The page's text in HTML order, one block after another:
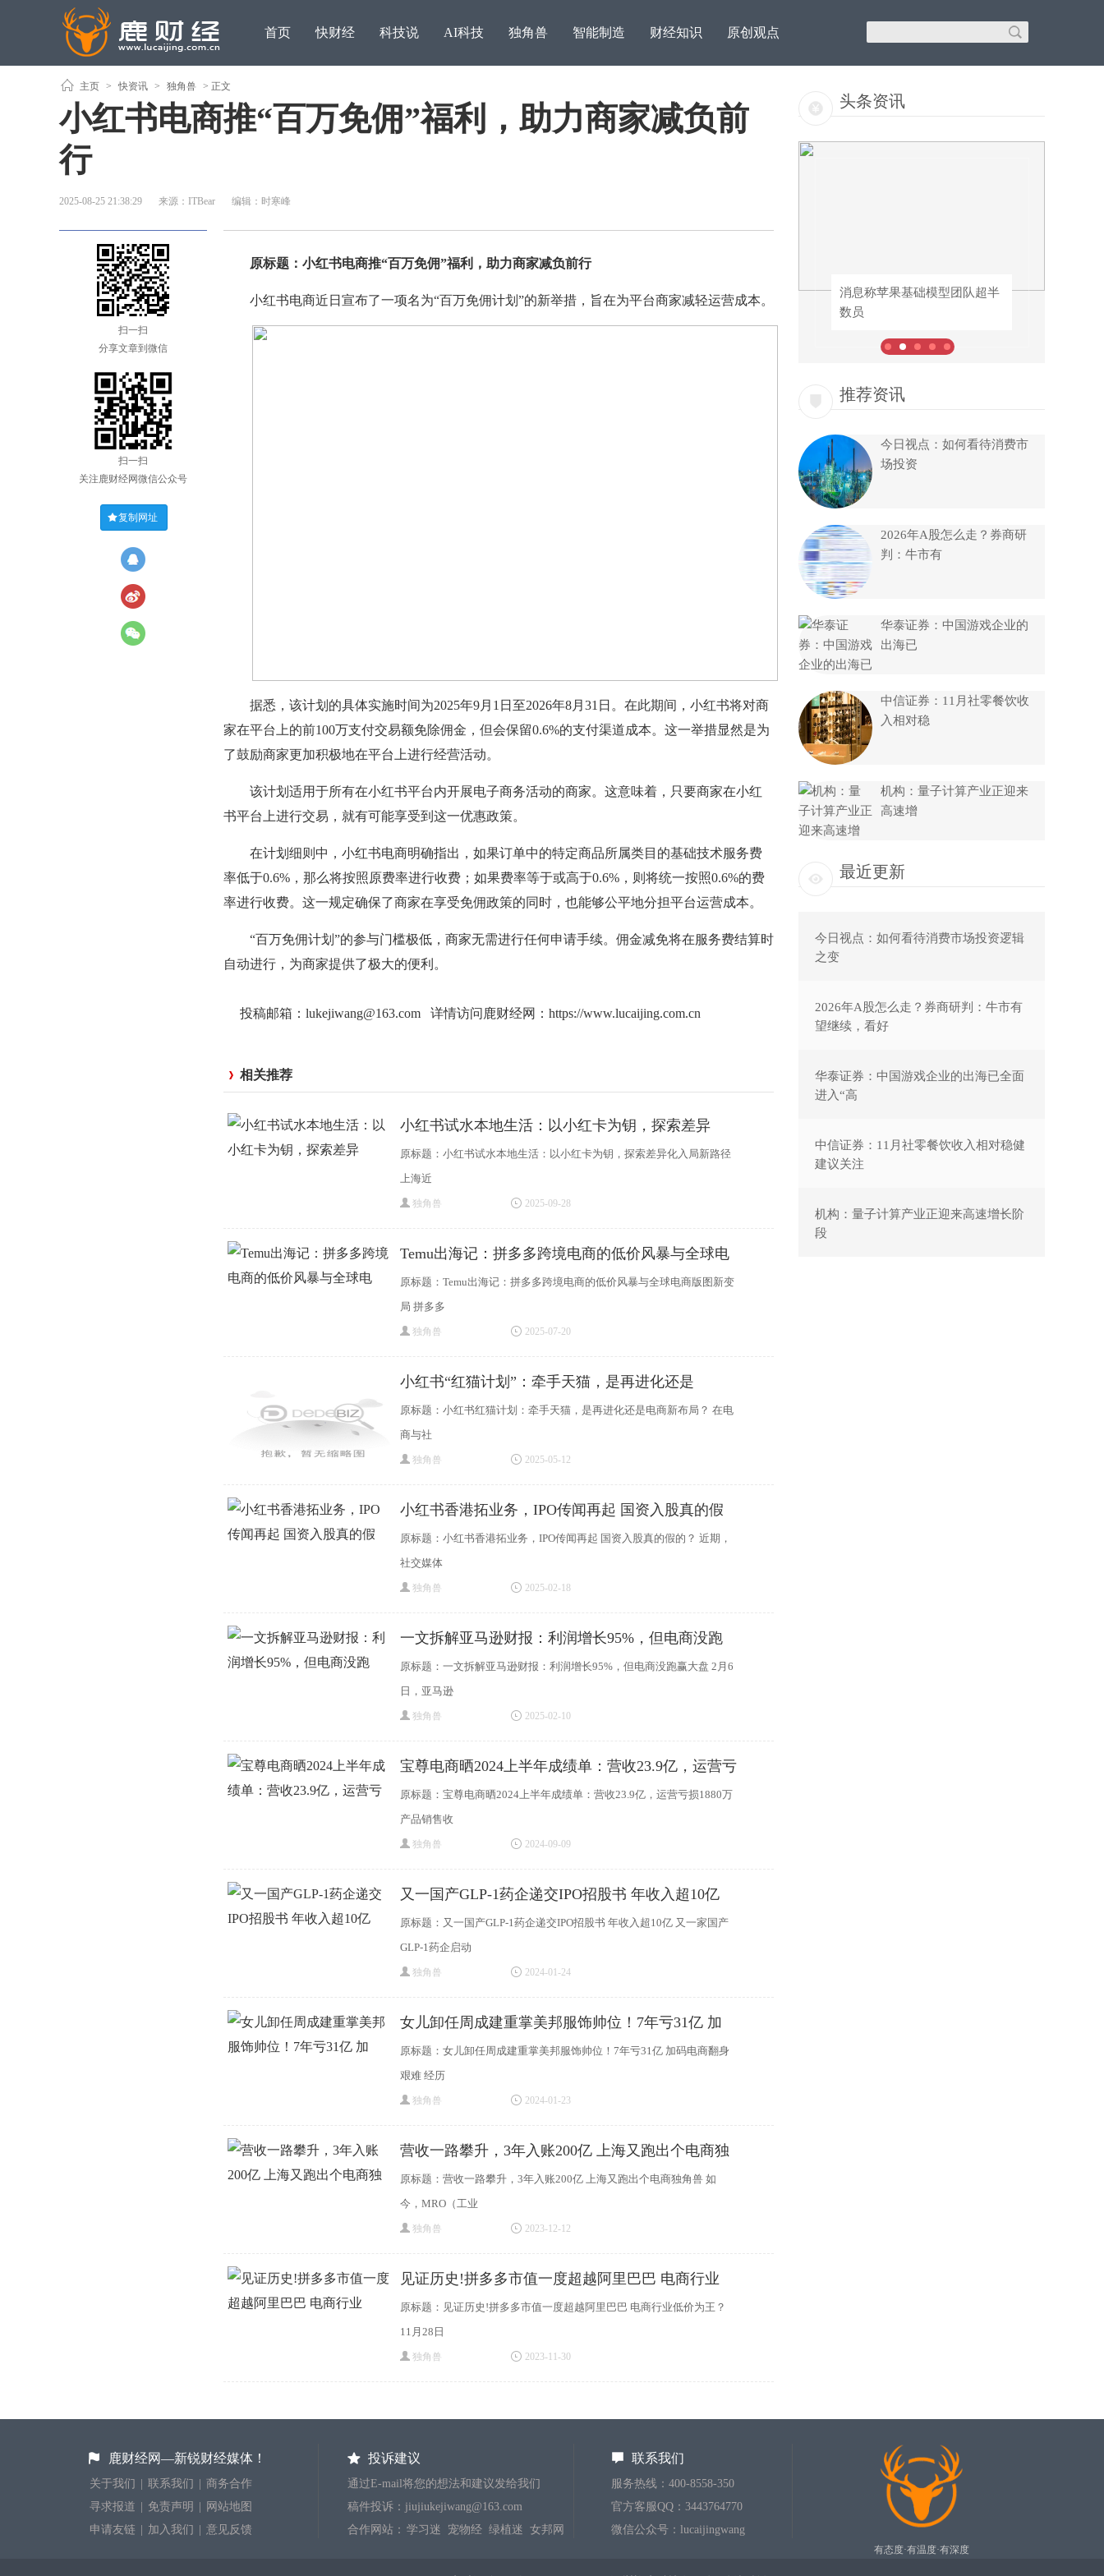
首页 快财经 科技说 AI科技 独角兽 智能制造 财经知识 原创观点
主页 > 快资讯 > 独角兽 > 正文
小红书电商推“百万免佣”福利，助力商家减负前
行
2025-08-25 21:38:29 来源：ITBear 编辑：时寒峰
扫一扫
分享文章到微信
扫一扫
关注鹿财经网微信公众号
复制网址
原标题：小红书电商推“百万免佣”福利，助力商家减负前行
小红书电商近日宣布了一项名为“百万免佣计划”的新举措，旨在为平台商家减轻运营成本。
据悉，该计划的具体实施时间为2025年9月1日至2026年8月31日。在此期间，小红书将对商
家在平台上的前100万支付交易额免除佣金，但会保留0.6%的支付渠道成本。这一举措显然是为
了鼓励商家更加积极地在平台上进行经营活动。
该计划适用于所有在小红书平台内开展电子商务活动的商家。这意味着，只要商家在小红
书平台上进行交易，就有可能享受到这一优惠政策。
在计划细则中，小红书电商明确指出，如果订单中的特定商品所属类目的基础技术服务费
率低于0.6%，那么将按照原费率进行收费；如果费率等于或高于0.6%，则将统一按照0.6%的费
率进行收费。这一规定确保了商家在享受免佣政策的同时，也能够公平地分担平台运营成本。
“百万免佣计划”的参与门槛极低，商家无需进行任何申请手续。佣金减免将在服务费结算时
自动进行，为商家提供了极大的便利。
投稿邮箱：lukejiwang@163.com 详情访问鹿财经网： https://www.lucaijing.com.cn
相关推荐
小红书试水本地生活：以小红卡为钥，探索差异
原标题：小红书试水本地生活：以小红卡为钥，探索差异化入局新路径
上海近
独角兽 2025-09-28
Temu出海记：拼多多跨境电商的低价风暴与全球电
原标题：Temu出海记：拼多多跨境电商的低价风暴与全球电商版图新变
局 拼多多
独角兽 2025-07-20
小红书“红猫计划”：牵手天猫，是再进化还是
原标题：小红书红猫计划：牵手天猫，是再进化还是电商新布局？ 在电
商与社
独角兽 2025-05-12
小红书香港拓业务，IPO传闻再起 国资入股真的假
原标题：小红书香港拓业务，IPO传闻再起 国资入股真的假的？ 近期，
社交媒体
独角兽 2025-02-18
一文拆解亚马逊财报：利润增长95%，但电商没跑
原标题：一文拆解亚马逊财报：利润增长95%，但电商没跑赢大盘 2月6
日，亚马逊
独角兽 2025-02-10
宝尊电商晒2024上半年成绩单：营收23.9亿，运营亏
原标题：宝尊电商晒2024上半年成绩单：营收23.9亿，运营亏损1880万
产品销售收
独角兽 2024-09-09
又一国产GLP-1药企递交IPO招股书 年收入超10亿
原标题：又一国产GLP-1药企递交IPO招股书 年收入超10亿 又一家国产
GLP-1药企启动
独角兽 2024-01-24
女儿卸任周成建重掌美邦服饰帅位！7年亏31亿 加
原标题：女儿卸任周成建重掌美邦服饰帅位！7年亏31亿 加码电商翻身
艰难 经历
独角兽 2024-01-23
营收一路攀升，3年入账200亿 上海又跑出个电商独
原标题：营收一路攀升，3年入账200亿 上海又跑出个电商独角兽 如
今，MRO（工业
独角兽 2023-12-12
见证历史!拼多多市值一度超越阿里巴巴 电商行业
原标题：见证历史!拼多多市值一度超越阿里巴巴 电商行业低价为王？
11月28日
独角兽 2023-11-30
头条资讯
英伟达高管：日本不再是机器
消息称苹果基础模型团队超半
数员
消息称苹果基础模型团队超半
淘宝闪购/饿了么：将自愿执行
《
推荐资讯
今日视点：如何看待消费市
场投资
2026年A股怎么走？券商研
判：牛市有
华泰证券：中国游戏企业的
出海已
中信证券：11月社零餐饮收
入相对稳
机构：量子计算产业正迎来
高速增
最近更新
今日视点：如何看待消费市场投资逻辑
之变
2026年A股怎么走？券商研判：牛市有
望继续，看好
华泰证券：中国游戏企业的出海已全面
进入“高
中信证券：11月社零餐饮收入相对稳健
建议关注
机构：量子计算产业正迎来高速增长阶
段
鹿财经网—新锐财经媒体！
关于我们 联系我们
商务合作
寻求报道
免责声明
网站地图
申请友链
加入我们 意见反馈
投诉建议
通过E-mail将您的想法和建议发给我们
稿件投诉：jiujiukejiwang@163.com
合作网站： 学习迷 宠物经 绿植迷 女邦网
联系我们
服务热线：400-8558-350
官方客服QQ：3443764770
微信公众号：lucaijingwang
有态度·有温度·有深度